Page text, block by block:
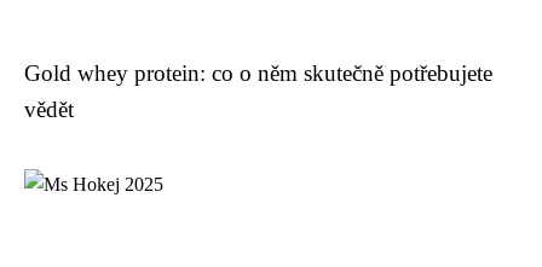
Gold whey protein: co o něm skutečně potřebujete
vědět